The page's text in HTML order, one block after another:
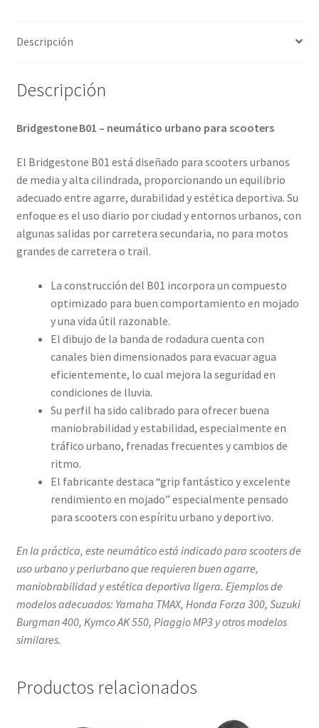
Descripción
Descripción
Bridgestone B01 – neumático urbano para scooters
El Bridgestone B01 está diseñado para scooters urbanos
de media y alta cilindrada, proporcionando un equilibrio
adecuado entre agarre, durabilidad y estética deportiva. Su
enfoque es el uso diario por ciudad y entornos urbanos, con
algunas salidas por carretera secundaria, no para motos
grandes de carretera o trail.
La construcción del B01 incorpora un compuesto
optimizado para buen comportamiento en mojado
y una vida útil razonable.
El dibujo de la banda de rodadura cuenta con
canales bien dimensionados para evacuar agua
eficientemente, lo cual mejora la seguridad en
condiciones de lluvia.
Su perfil ha sido calibrado para ofrecer buena
maniobrabilidad y estabilidad, especialmente en
tráfico urbano, frenadas frecuentes y cambios de
ritmo.
El fabricante destaca “grip fantástico y excelente
rendimiento en mojado” especialmente pensado
para scooters con espíritu urbano y deportivo.
En la práctica, este neumático está indicado para scooters de
uso urbano y periurbano que requieren buen agarre,
maniobrabilidad y estética deportiva ligera. Ejemplos de
modelos adecuados: Yamaha TMAX, Honda Forza 300, Suzuki
Burgman 400, Kymco AK 550, Piaggio MP3 y otros modelos
similares.
Productos relacionados